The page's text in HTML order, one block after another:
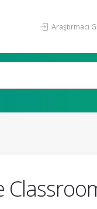
Araştırmacı